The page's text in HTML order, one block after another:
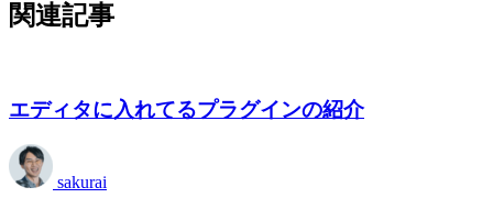
関連記事
エディタに入れてるプラグインの紹介
sakurai